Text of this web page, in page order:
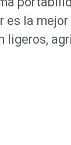
es la
ligeros,